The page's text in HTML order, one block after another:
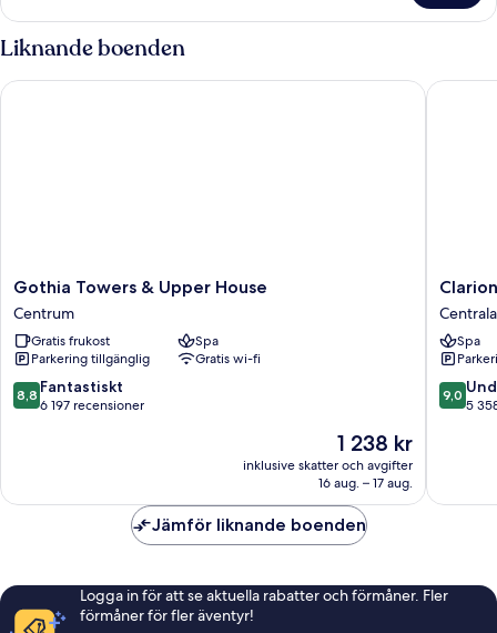
(Experience)
Liknande boenden
Gothia
Towers
&
Upper
House
Centrum
Gothia Towers & Upper House
Centrum
Gratis frukost
Spa
Parkering tillgänglig
Gratis wi-fi
8.8
av
8,8 Fantastiskt
6 197 recensioner
Priset
är
1 238 kr
1 238 kr
inklusive skatter och avgifter
16 aug. – 17 aug.
Gothia Towers & Upper House
Clarion
Hotel
Post,
Centrala
Spa
9.0
av
9,0
5
Clarion
Jämför liknande boenden
Logga in för att se aktuella rabatter och förmåner. Fler
förmåner för fler äventyr!